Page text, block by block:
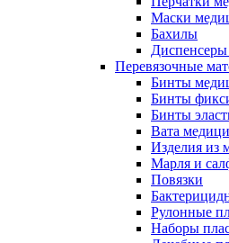
Маски
Бахилы
Диспенсеры
Перевязочные
Бинты
Бинты
Бинты
Вата
Изделия из
Марля и
Повязки
Рулонные
Наборы